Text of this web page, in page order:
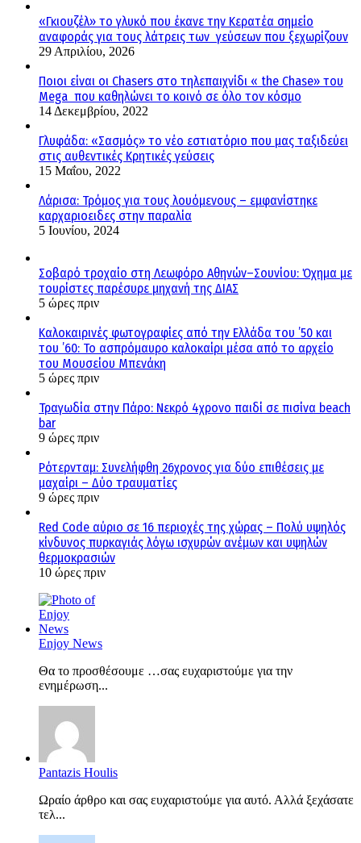
«Γκιουζέλ» το γλυκό που έκανε την Κερατέα σημείο
αναφοράς για τους λάτρεις των γεύσεων που ξεχωρίζουν
29 Απριλίου, 2026
Ποιοι είναι οι Chasers στο τηλεπαιχνίδι « the Chase» του
Mega που καθηλώνει το κοινό σε όλο τον κόσμο
14 Δεκεμβρίου, 2022
Γλυφάδα: «Σασμός» το νέο εστιατόριο που μας ταξιδεύει
στις αυθεντικές Κρητικές γεύσεις
15 Μαΐου, 2022
Λάρισα: Τρόμος για τους λουόμενους – εμφανίστηκε
καρχαριοειδες στην παραλία
5 Ιουνίου, 2024
Σοβαρό τροχαίο στη Λεωφόρο Αθηνών–Σουνίου: Όχημα με
τουρίστες παρέσυρε μηχανή της ΔΙΑΣ
5 ώρες πριν
Καλοκαιρινές φωτογραφίες από την Ελλάδα του ’50 και
του ’60: Το ασπρόμαυρο καλοκαίρι μέσα από το αρχείο
του Μουσείου Μπενάκη
5 ώρες πριν
Τραγωδία στην Πάρο: Νεκρό 4χρονο παιδί σε πισίνα beach
bar
9 ώρες πριν
Ρότερνταμ: Συνελήφθη 26χρονος για δύο επιθέσεις με
μαχαίρι – Δύο τραυματίες
9 ώρες πριν
Red Code αύριο σε 16 περιοχές της χώρας – Πολύ υψηλός
κίνδυνος πυρκαγιάς λόγω ισχυρών ανέμων και υψηλών
θερμοκρασιών
10 ώρες πριν
Enjoy News
Θα το προσθέσουμε …σας ευχαριστούμε για την
ενημέρωση...
Pantazis Houlis
Ωραίο άρθρο και σας ευχαριστούμε για αυτό. Αλλά ξεχάσατε
τελ...